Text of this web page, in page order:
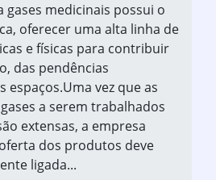
medicinais possui o
oferecer uma alta linha de
e físicas para contribuir
das pendências
espaços.Uma vez que as
a serem trabalhados
extensas, a empresa
dos produtos deve
ligada...